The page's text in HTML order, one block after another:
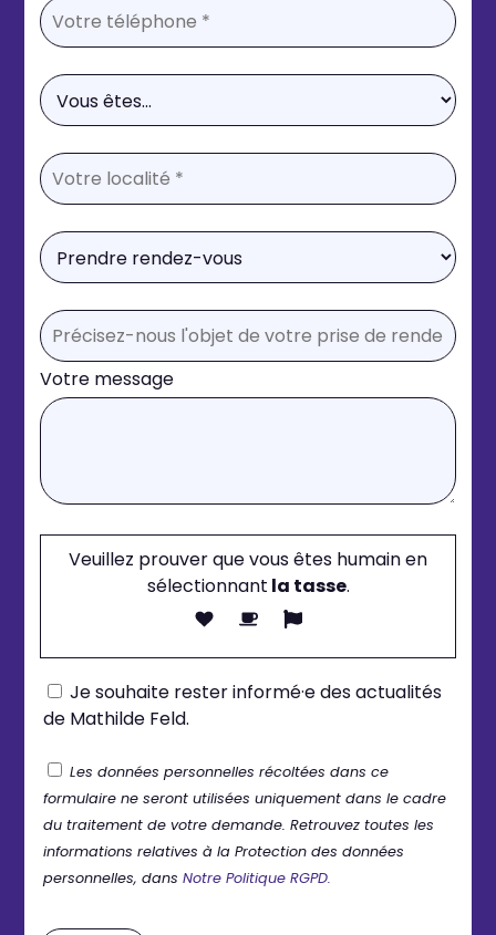
Votre message
Veuillez prouver que vous êtes humain en
sélectionnant la tasse.
Je souhaite rester informé·e des actualités
de Mathilde Feld.
Les données personnelles récoltées dans ce
formulaire ne seront utilisées uniquement dans le cadre
du traitement de votre demande. Retrouvez toutes les
informations relatives à la Protection des données
personnelles, dansNotre Politique RGPD.